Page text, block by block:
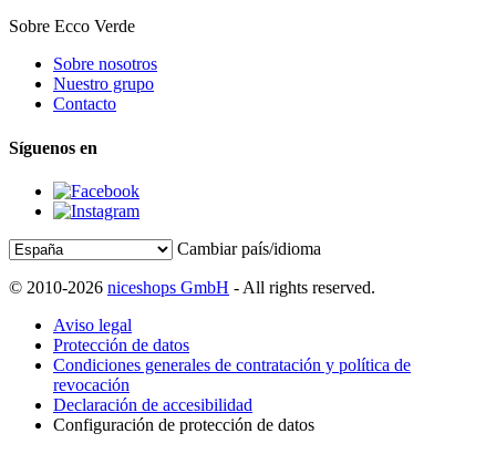
Sobre Ecco Verde
Sobre nosotros
Nuestro grupo
Contacto
Síguenos en
Cambiar país/idioma
© 2010-2026 niceshops GmbH - All rights reserved.
Aviso legal
Protección de datos
Condiciones generales de contratación y política de
revocación
Declaración de accesibilidad
Configuración de protección de datos